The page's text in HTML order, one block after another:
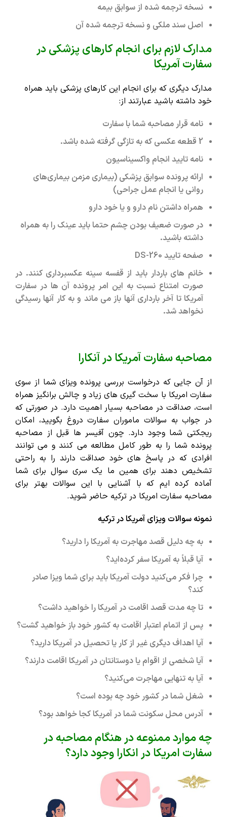
نسخه ترجمه شده از سوابق بیمه
اصل سند ملکی و نسخه ترجمه شده آن
مدارک لازم برای انجام کارهای پزشکی در
سفارت آمریکا
مدارک دیگری که برای انجام این کارهای پزشکی باید همراه
خود داشته باشید عبارتند از:
نامه قرار مصاحبه شما با سفارت
2 قطعه عکسی که به تازگی گرفته شده باشد.
نامه تایید انجام واکسیناسیون
ارائه پرونده سوابق پزشکی (بیماری مزمن بیماری‌های
روانی یا انجام عمل جراحی)
همراه داشتن نام دارو و یا خود دارو
در صورت ضعیف بودن چشم حتما باید عینک را به همراه
داشته باشید.
صفحه تایید DS-260
خانم ‌های باردار باید از قفسه سینه عکسبرداری کنند. در
صورت امتناع نسبت به این امر پرونده آن ها در سفارت
آمریکا تا آخر بارداری آنها باز می ‌ماند و به کار آنها رسیدگی
نخواهد شد.
مصاحبه سفارت آمریکا در آنکارا
از آن جایی که درخواست بررسی پرونده ویزای شما از سوی
سفارت امریکا با سخت گیری های زیاد و چالش برانگیز همراه
است، صداقت در مصاحبه بسیار اهمیت دارد. در صورتی که
در جواب به سوالات ماموران سفارت دروغ بگویید، امکان
ریجکتی شما وجود دارد. چون آفیسر ها قبل از مصاحبه
پرونده شما را به طور کامل مطالعه می کنند و می توانند
افرادی که در پاسخ های خود صداقت دارند را به راحتی
تشخیص دهند برای همین ما یک سری سوال برای شما
آماده کرده ایم که با آشنایی با این سوالات بهتر برای
مصاحبه سفارت امریکا در ترکیه حاضر شوید.
نمونه سوالات ویزای آمریکا در ترکیه
به چه دلیل قصد مهاجرت به آمریکا را دارید؟
آیا قبلاً به آمریکا سفر کرده‌اید؟
چرا فکر می‌کنید دولت آمریکا باید برای شما ویزا صادر
کند؟
تا چه مدت قصد اقامت در آمریکا را خواهید داشت؟
پس از اتمام اعتبار اقامت به کشور خود باز خواهید گشت؟
آیا اهداف دیگری غیر از کار یا تحصیل در آمریکا دارید؟
آیا شخصی از اقوام یا دوستانتان در آمریکا اقامت دارند؟
آیا به تنهایی مهاجرت می‌کنید؟
شغل شما در کشور خود چه بوده است؟
آدرس محل سکونت شما در آمریکا کجا خواهد بود؟
چه موارد ممنوعه در هنگام مصاحبه در
سفارت امریکا در انکارا وجود دارد؟